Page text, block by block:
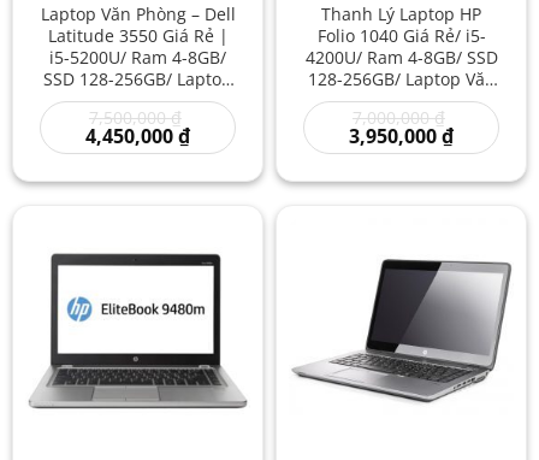
Laptop Văn Phòng – Dell
Latitude 3550 Giá Rẻ |
i5-5200U/ Ram 4-8GB/
SSD 128-256GB/ Laptop
Nhanh Mượt Mà/
Laptop 2hand Giá Rẻ
7,500,000₫
gốc
là:
7,500,000 ₫.
4,450,000₫Giá
hiện
là:
Thanh Lý Laptop HP
Folio 1040 Giá Rẻ/ i5-
4200U/ Ram 4-8GB/ SSD
128-256GB/ Laptop Văn
Phòng/ Doanh Nhân
Mỏng Giá Rẻ/ Laptop 15
inch Nhập Khẩu
7,000,000₫
gốc
là:
7,000,000
3,950,000₫Giá
hiện
là: